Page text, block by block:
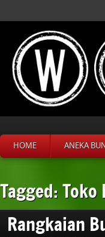
HOME ANEKA
Tagged:
Rangkaian